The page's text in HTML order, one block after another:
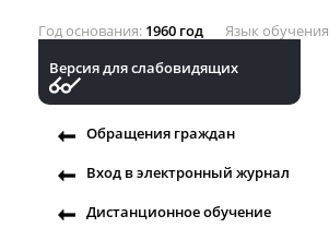
Год основания 1960 год Язык обучения
Версия для слабовидящих
Обращения граждан
Вход в электронный журнал
Дистанционное обучение